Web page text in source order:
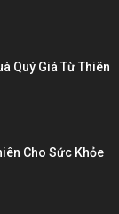
Quý Giá Từ Thiên
Cho Sức Khỏe